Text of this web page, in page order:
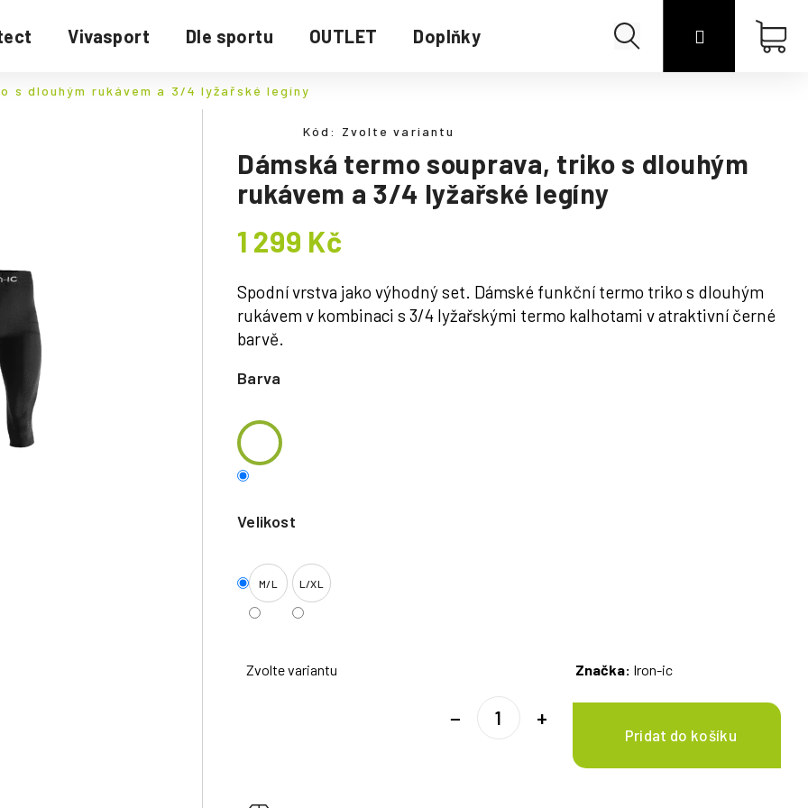
Vivasport Dle sportu OUTLET Doplňky Hledat Přihlášení
s dlouhým rukávem a 3/4 lyžařské legíny
Dámská termo souprava, triko s dlouhým
rukávem a 3/4 lyžařské legíny
Spodní vrstva jako výhodný set. Dámské funkční termo triko s dlouhým
rukávem v kombinaci s 3/4 lyžařskými termo kalhotami v atraktivní černé
barvě.
Barva
Velikost
M/L L/XL
Zvolte variantu Značka: Iron-ic
+
−
Kód: Zvolte variantu
1 299 Kč
cena: